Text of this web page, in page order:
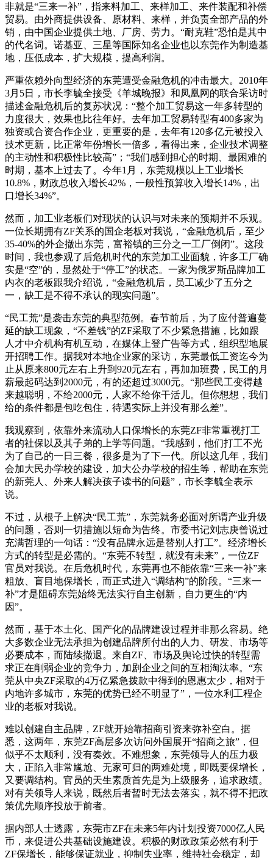
非就是“三来一补”，指来料加工、来样加工、来件装配和补偿
贸易。由外商提供设备、原材料、来样，并负责全部产品的外
销，由中国企业提供土地、厂房、劳力。“耐克鞋”恐怕是其中
的代名词。诺基亚、三星等国际知名企业也以东莞作为制造基
地，压低成本，扩大规模，提高利润。
严重依赖外向型经济的东莞遭受金融危机的冲击最大。2010年
3月5日，市长李毓全接受《羊城晚报》和凤凰网的联合采访时
描述金融危机后的复苏状况：“整个加工贸易这一年多转型的
力度很大，效果也比往年好。去年加工贸易转型有400多家为
独资或合资合作企业，更重要的是，去年有120多亿元被投入
技术更新，比正常年份增长一倍多，看得出来，企业技术调整
的主动性和积极性比较高”；“我们感到担心的时期、最困难的
时期，基本上过去了。今年1月，东莞规模以上工业增长
10.8%，财政总收入增长42%，一般性预算收入增长14%，出
口增长34%”。
然而，加工业老板们对现状的认识与对未来的预期并不乐观。
一位长期拥有ZF关系的国企老板对我说，“金融危机后，至少
35-40%的外企撤出东莞，富裕镇的三分之一工厂倒闭”。这段
时间，我也参观了后危机时代的东莞加工业面貌，许多工厂确
实是“空”的，显然处于“停工”的状态。一家为俄罗斯品牌加工
内衣的老板跟我介绍说，“金融危机后，员工减少了五分之
一，缺工是不得不承认的现实问题”。
“民工荒”是袭击东莞的典型范例。春节前后，为了应付普遍蔓
延的缺工现象，“不差钱”的ZF采取了不少紧急措施，比如跟
人才中介机构有机互动，在媒体上登广告等方式，组织型地展
开招聘工作。据我对本地企业家的采访，东莞最低工资迄今为
止从原来800元左右上升到920元左右，再加加班费，民工的月
薪最起码达到2000元，有的还超过3000元。“那些民工变得越
来越聪明，不给2000元，人家不给你干活儿。但你想想，我们
给的条件都是包吃包住，待遇实际上并没有那么差”。
我观察到，依靠外来流动人口保增长的东莞ZF非常重视打工
者的社保以及其子弟的上学等问题。“我感到，他们打工不光
为了自己的一日三餐，很多是为了下一代。所以这几年，我们
会加大民办学校的建设，加大公办学校的招生等，帮助在东莞
的新莞人、外来人解决孩子读书的问题”，市长李毓全表示
说。
不过，从根子上解决“民工荒”，东莞就务必面对所谓产业升级
的问题，否则一切措施以短命为告终。市委书记刘志庚曾说过
充满哲理的一句话：“没有品牌永远是替别人打工”。经济增长
方式的转型是必需的。“东莞不转型，就没有未来”，一位ZF
官员对我说。在后危机时代，东莞再也不能依靠“三来一补”来
粗放、盲目地保增长，而正式进入“调结构”的阶段。“三来一
补”才是阻碍东莞始终无法实行自主创新，自力更生的“内
因”。
然而，基于本土化、国产化的品牌建设过程并非那么容易。绝
大多数企业无法承担为创建品牌所付出的人力、研发、市场等
必要成本，而陆续撤退。来自ZF、市场及舆论过快的转型需
求正在削弱企业的竞争力，加剧企业之间的互相淘汰率。“东
莞从中央ZF采取的4万亿紧急拨款中得到的恩惠太少，相对于
内地许多城市，东莞的优势已经不明显了”，一位水利工程企
业的老板对我说。
难以创建自主品牌，ZF就开始靠招商引资来弥补空白。据
悉，这两年，东莞ZF高层多次访问外国展开“招商之旅”，但
似乎不太顺利，没有奏效。不难想象，东莞领导人的压力极
大，正陷入非常尴尬、无家可归的两难处境，即既要保增长，
又要调结构。官员的天生素质首先是为上级服务，追求政绩。
对有关领导人来说，既然后者暂时无法去落实，就不得不把政
策优先顺序投放于前者。
据内部人士透露，东莞市ZF在未来5年内计划投资7000亿人民
币，来促进公共基础设施建设。积极的财政政策必然有利于
ZF保增长，能够保证就业，抑制失业率，维持社会稳定，却